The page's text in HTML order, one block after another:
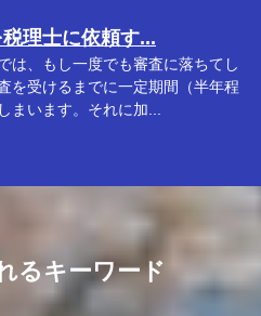
理士に依頼す...
は、もし一度でも審査に落ちてし
を受けるまでに一定期間（半年程
まいます。それに加...
るキーワード